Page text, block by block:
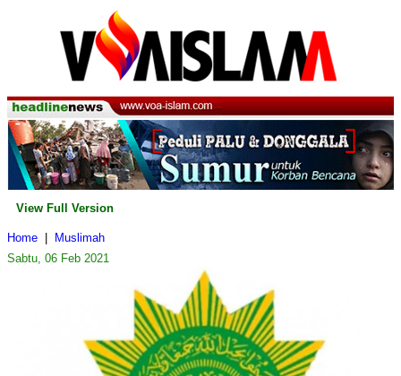
View Full Version
Home
Muslimah
Sabtu, 06 Feb 2021